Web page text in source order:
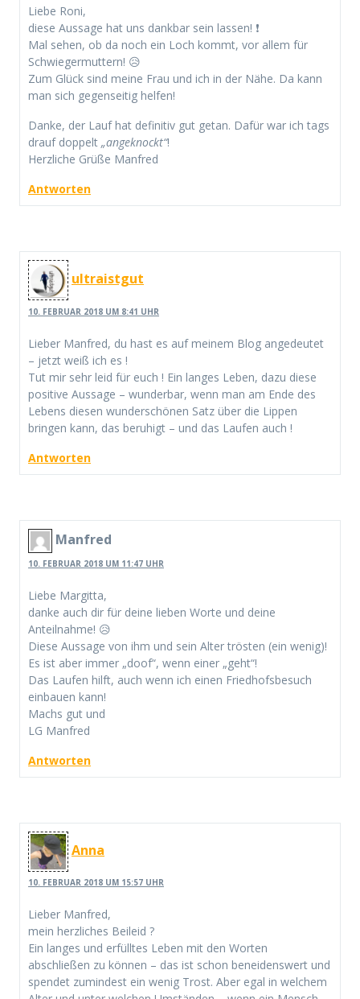
Liebe Roni,
diese Aussage hat uns dankbar sein lassen! ❗
Mal sehen, ob da noch ein Loch kommt, vor allem für
Schwiegermuttern! 😥
Zum Glück sind meine Frau und ich in der Nähe. Da kann
man sich gegenseitig helfen!
Danke, der Lauf hat definitiv gut getan. Dafür war ich tags
drauf doppelt „angeknockt“!
Herzliche Grüße Manfred
Antworten
ultraistgut
10. FEBRUAR 2018 UM 8:41 UHR
Lieber Manfred, du hast es auf meinem Blog angedeutet
– jetzt weiß ich es !
Tut mir sehr leid für euch ! Ein langes Leben, dazu diese
positive Aussage – wunderbar, wenn man am Ende des
Lebens diesen wunderschönen Satz über die Lippen
bringen kann, das beruhigt – und das Laufen auch !
Antworten
Manfred
10. FEBRUAR 2018 UM 11:47 UHR
Liebe Margitta,
danke auch dir für deine lieben Worte und deine
Anteilnahme! 😥
Diese Aussage von ihm und sein Alter trösten (ein wenig)!
Es ist aber immer „doof“, wenn einer „geht“!
Das Laufen hilft, auch wenn ich einen Friedhofsbesuch
einbauen kann!
Machs gut und
LG Manfred
Antworten
Anna
10. FEBRUAR 2018 UM 15:57 UHR
Lieber Manfred,
mein herzliches Beileid ?
Ein langes und erfülltes Leben mit den Worten
abschließen zu können – das ist schon beneidenswert und
spendet zumindest ein wenig Trost. Aber egal in welchem